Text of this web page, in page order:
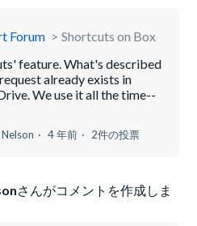
Forum
Shortcuts on Box
feature. What's described
already exists in
We use it all the time--
4 年前 2件の投票
さんがコメントを作成しま